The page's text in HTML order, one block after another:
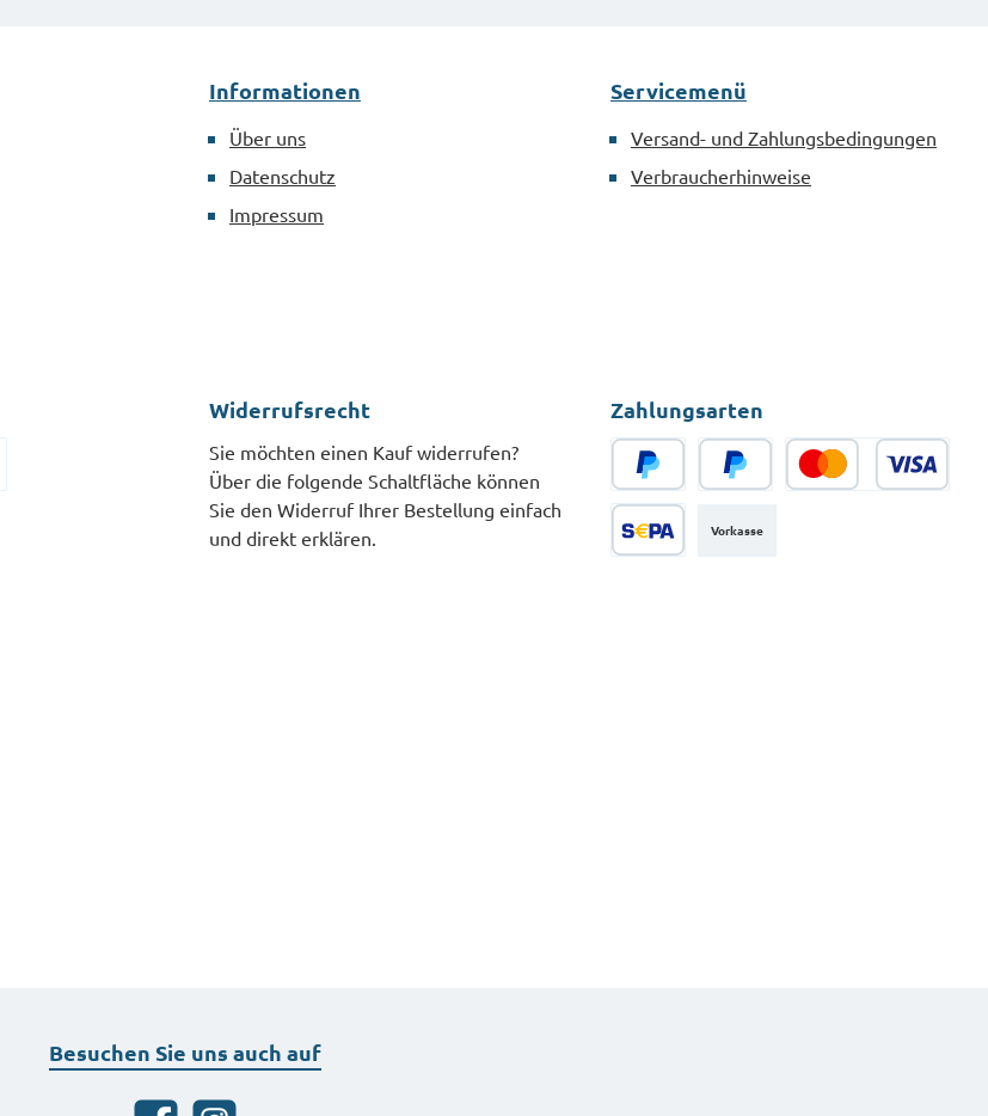
Informationen
Über uns
Datenschutz
Impressum
Servicemenü
Versand- und Zahlungsbedingungen
Verbraucherhinweise
Widerrufsrecht
Sie möchten einen Kauf widerrufen?
Über die folgende Schaltfläche können
Sie den Widerruf Ihrer Bestellung einfach
und direkt erklären.
Zahlungsarten
PayPal
Vorkasse
Besuchen Sie uns auch auf